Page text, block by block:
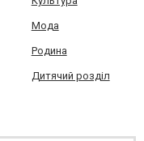
Мода
Родина
Дитячий розділ